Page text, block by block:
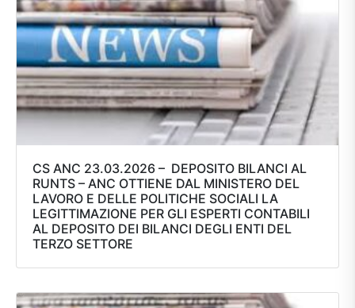
CS ANC 23.03.2026 – DEPOSITO BILANCI AL
RUNTS – ANC OTTIENE DAL MINISTERO DEL
LAVORO E DELLE POLITICHE SOCIALI LA
LEGITTIMAZIONE PER GLI ESPERTI CONTABILI
AL DEPOSITO DEI BILANCI DEGLI ENTI DEL
TERZO SETTORE